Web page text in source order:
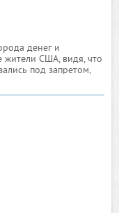
денег и
жители США, видя, что
под запретом,